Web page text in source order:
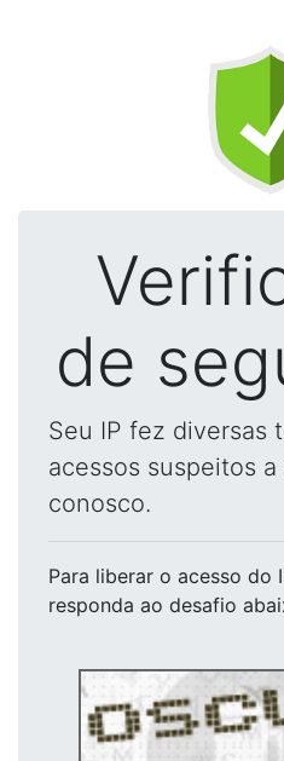
de
Seu IP fez diversas
acessos suspeitos
conosco.
Para liberar o acesso do
responda ao desafio